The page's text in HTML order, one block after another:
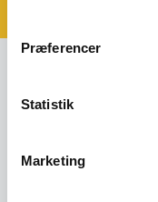
Præferencer
Statistik
Marketing
Mulighed for